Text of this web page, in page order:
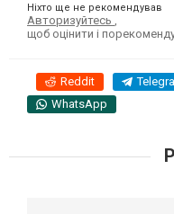
Ніхто ще не рекомендував
Авторизуйтесь
щоб оцінити і
Reddit
WhatsApp